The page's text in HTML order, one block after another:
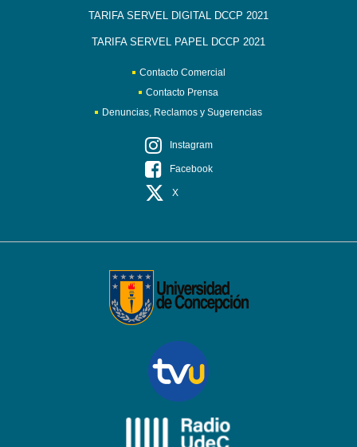
TARIFA SERVEL DIGITAL DCCP 2021
TARIFA SERVEL PAPEL DCCP 2021
Contacto Comercial
Contacto Prensa
Denuncias, Reclamos y Sugerencias
Instagram
Facebook
X